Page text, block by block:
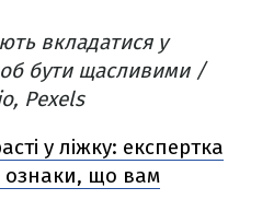
вкладатися у
бути щасливими /
Pexels
у ліжку: експертка
ознаки, що вам